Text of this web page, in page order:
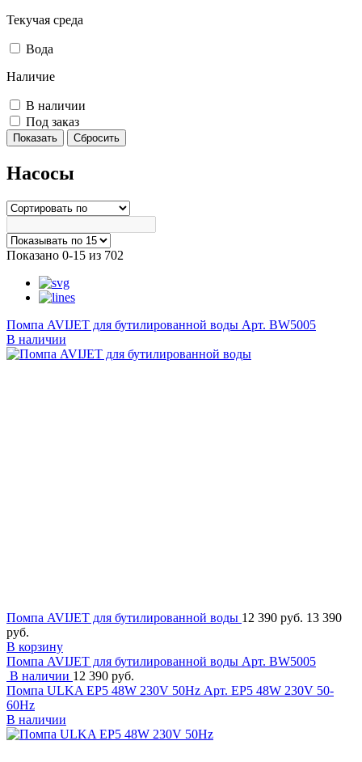
Текучая среда
Вода
Наличие
В наличии
Под заказ
Насосы
Показано 0-15 из 702
Помпа AVIJET для бутилированной воды Арт. BW5005
В наличии
Помпа AVIJET для бутилированной воды 12 390 руб. 13 390
руб.
В корзину
Помпа AVIJET для бутилированной воды Арт. BW5005
В наличии 12 390 руб.
Помпа ULKA EP5 48W 230V 50Hz Арт. EP5 48W 230V 50-
60Hz
В наличии